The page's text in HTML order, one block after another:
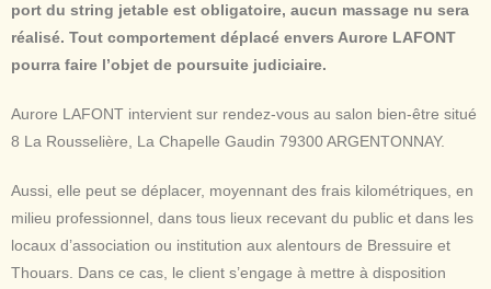
port du string jetable est obligatoire, aucun massage nu sera
réalisé. Tout comportement déplacé envers Aurore LAFONT
pourra faire l’objet de poursuite judiciaire.
Aurore LAFONT intervient sur rendez-vous au salon bien-être situé
8 La Rousselière, La Chapelle Gaudin 79300 ARGENTONNAY.
Aussi, elle peut se déplacer, moyennant des frais kilométriques, en
milieu professionnel, dans tous lieux recevant du public et dans les
locaux d’association ou institution aux alentours de Bressuire et
Thouars. Dans ce cas, le client s’engage à mettre à disposition